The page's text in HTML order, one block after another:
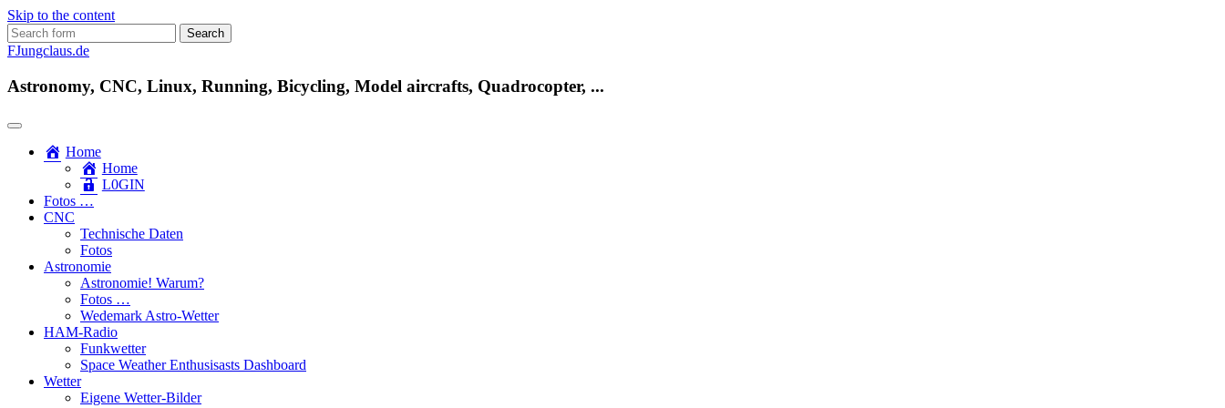
Skip to the content
Search
for:
FJungclaus.de
Astronomy, CNC, Linux, Running, Bicycling, Model aircrafts, Quadrocopter, ...
Home
Home
L​0​​GIN
Fotos …
CNC
Technische Daten
Fotos
Astronomie
Astronomie! Warum?
Fotos …
Wedemark Astro-Wetter
HAM-Radio
Funkwetter
Space Weather Enthusisasts Dashboard
Wetter
Eigene Wetter-Bilder